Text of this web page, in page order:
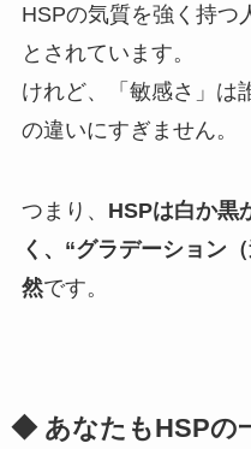
HSPの気質を強く持つ
とされています。
けれど、「敏感さ」は
の違いにすぎません。
つまり、 HSPは白か黒
く、“グラデーション
然です。
◆ あなたもHSPの